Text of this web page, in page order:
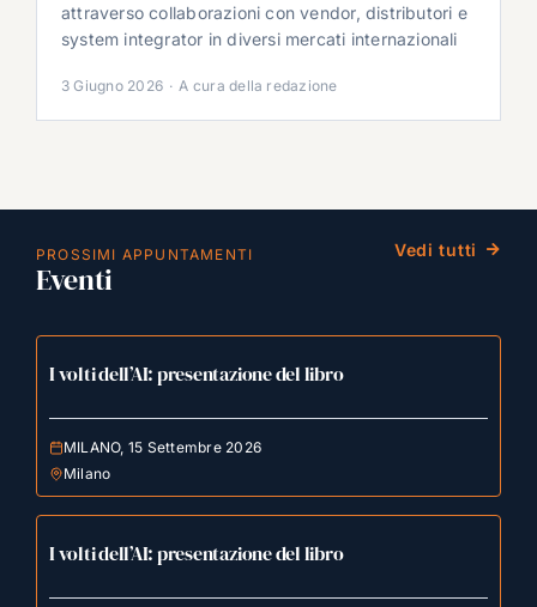
attraverso collaborazioni con vendor, distributori e
system integrator in diversi mercati internazionali
3 Giugno 2026 · A cura della redazione
PROSSIMI APPUNTAMENTI
Eventi
Vedi tutti
I volti dell’AI: presentazione del libro
MILANO, 15 Settembre 2026
Milano
I volti dell’AI: presentazione del libro